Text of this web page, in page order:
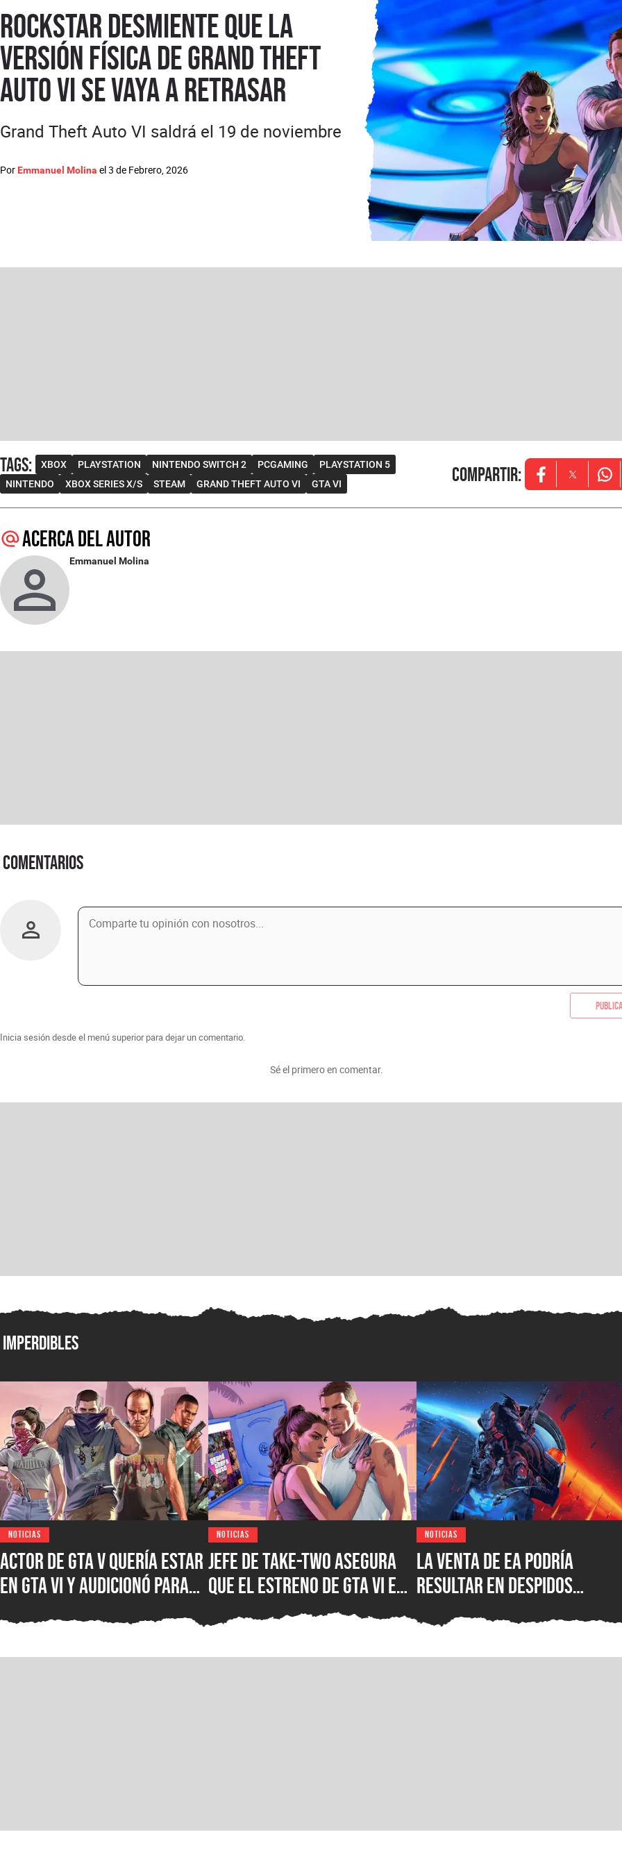
Rockstar desmiente que la
versión física de Grand Theft
Auto VI se vaya a retrasar
Por Emmanuel Molina el3 de Febrero, 2026
Grand Theft Auto VI saldrá el 19 de noviembre
Tags: XBOX PLAYSTATION NINTENDO SWITCH 2 PCGAMING
PLAYSTATION 5
NINTENDO
XBOX SERIES X/S STEAM GRAND THEFT AUTO VI GTA VI Compartir: Opens in new
Opens in
Acerca del autor
Emmanuel Molina
Comentarios
Inicia sesión desde el menú superior para dejar un comentario.
Sé el primero en comentar.
Imperdibles
NOTICIAS
Actor de GTA V quería estar
en GTA VI y audicionó para
parte de Rockstar Games
NOTICIAS
Jefe de Take-Two asegura
que el estreno de GTA VI en
formato digital es lo
mejor, pues los discos “no
tienen mucho sentido para
NOTICIAS
La venta de EA podría
resultar en despidos
estudios como BioWare,
señalan fuentes